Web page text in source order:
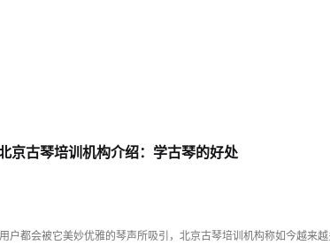
京古琴培训机构介绍：学古琴的好处
户都会被它美妙优雅的琴声所吸引，北京古琴培训机构称如今越来